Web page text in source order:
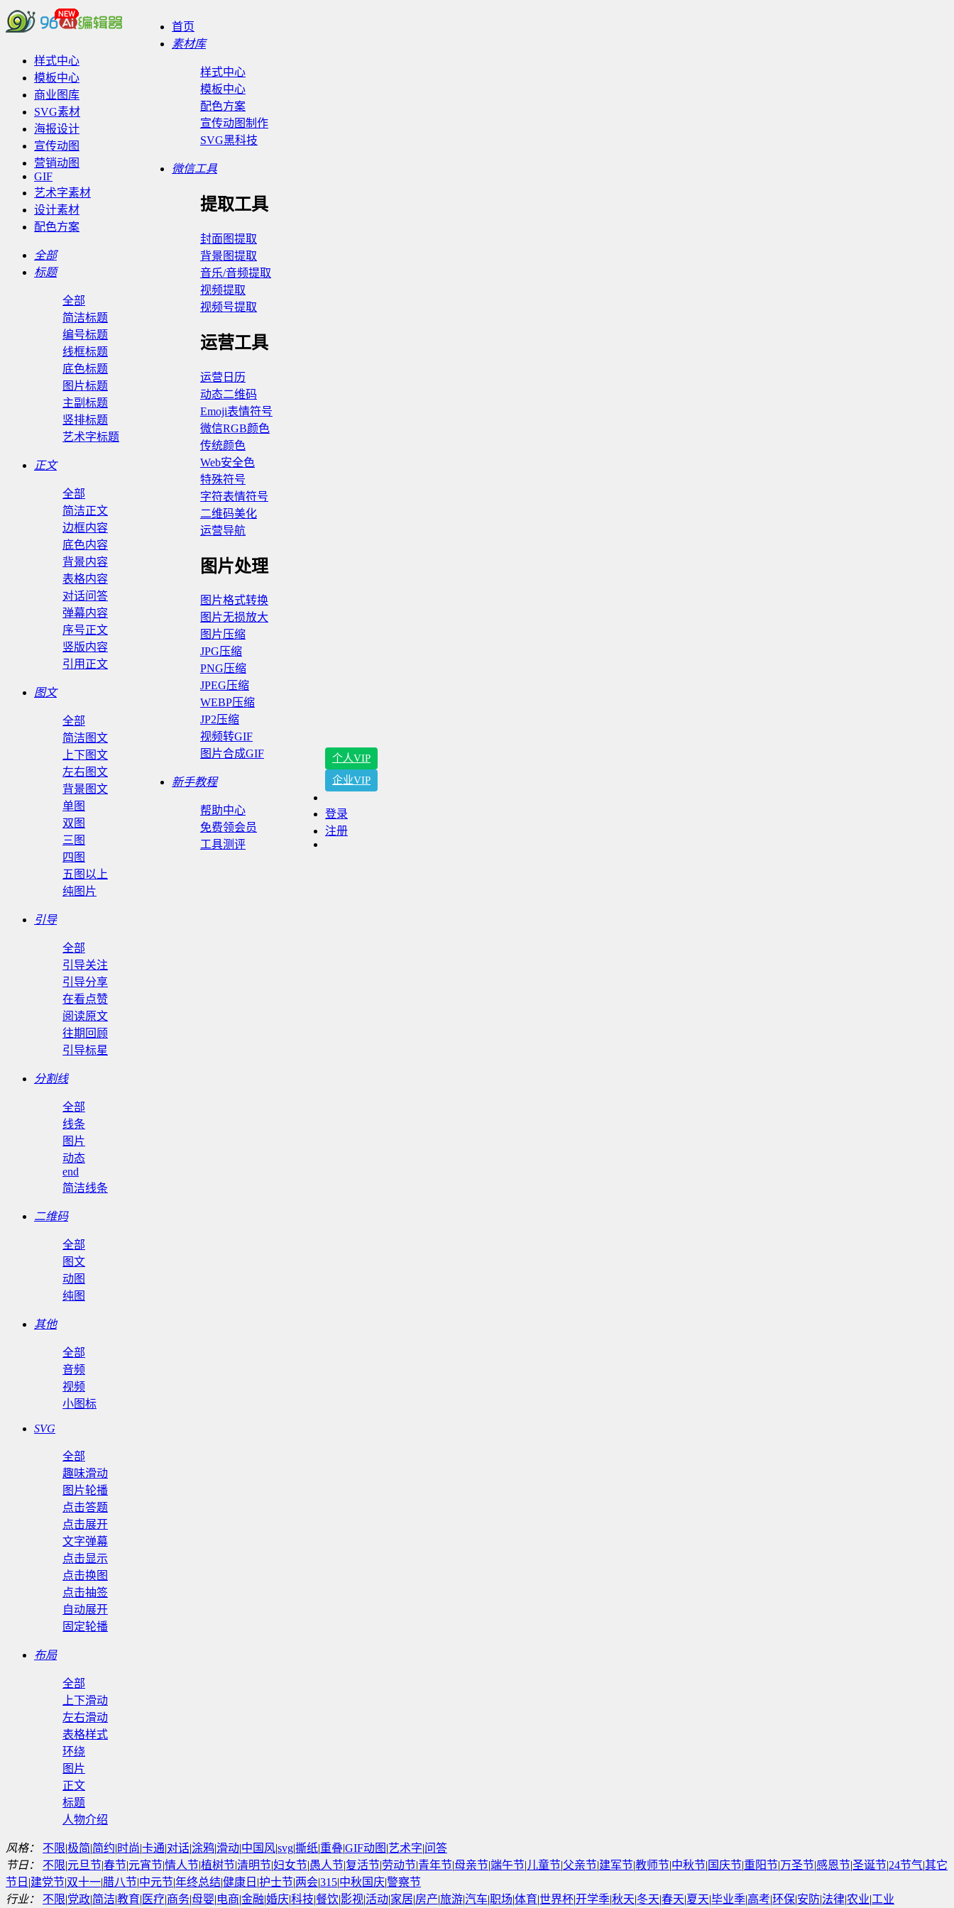
首页
素材库
样式中心
模板中心
配色方案
宣传动图制作
SVG黑科技
微信工具
提取工具
封面图提取
背景图提取
音乐/音频提取
视频提取
视频号提取
运营工具
运营日历
动态二维码
Emoji表情符号
微信RGB颜色
传统颜色
Web安全色
特殊符号
字符表情符号
二维码美化
运营导航
图片处理
图片格式转换
图片无损放大
图片压缩
JPG压缩
PNG压缩
JPEG压缩
WEBP压缩
JP2压缩
视频转GIF
图片合成GIF
新手教程
帮助中心
免费领会员
工具测评
个人VIP
企业VIP
登录
注册
样式中心
模板中心
商业图库
SVG素材
海报设计
宣传动图
营销动图
GIF
艺术字素材
设计素材
配色方案
全部
标题
全部
简洁标题
编号标题
线框标题
底色标题
图片标题
主副标题
竖排标题
艺术字标题
正文
全部
简洁正文
边框内容
底色内容
背景内容
表格内容
对话问答
弹幕内容
序号正文
竖版内容
引用正文
图文
全部
简洁图文
上下图文
左右图文
背景图文
单图
双图
三图
四图
五图以上
纯图片
引导
全部
引导关注
引导分享
在看点赞
阅读原文
往期回顾
引导标星
分割线
全部
线条
图片
动态
end
简洁线条
二维码
全部
图文
动图
纯图
其他
全部
音频
视频
小图标
SVG
全部
趣味滑动
图片轮播
点击答题
点击展开
文字弹幕
点击显示
点击换图
点击抽签
自动展开
固定轮播
布局
全部
上下滑动
左右滑动
表格样式
环绕
图片
正文
标题
人物介绍
风格： 不限|极简|简约|时尚|卡通|对话|涂鸦|滑动|中国风|svg|撕纸|重叠|GIF动图 |艺术字|问答
节日：
不限|元旦节|春节|元宵节|情人节|植树节|清明节|妇女节|愚人节|复活节|劳动节|青年节|母亲节|端午节|儿童节|父亲节|建军节|教师节|中秋节| 国庆节|重阳节|万圣节|感恩节|圣诞节|24节气|其它
节日 |建党节|双十一|腊八节|中元节|年终总结|健康日 |护士节|两会|315|中秋国庆|警察节
行业：
不限|党政|简洁|教育| 医疗|商务|母婴|电商|金融|婚庆|科技|餐饮|影视|活动|家居|房产|旅游|汽车|职场|体育|世界杯|开学季|秋天|冬天|春天|夏天|毕业季|高考|环保|安防|法律|农业|工业